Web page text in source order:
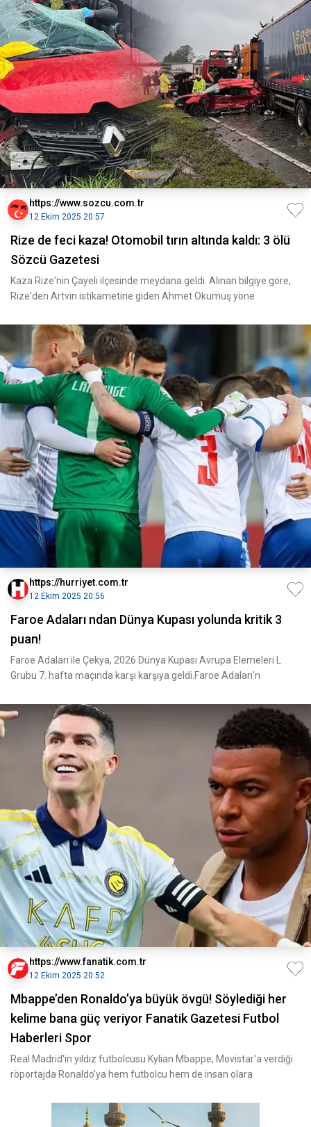
https://www.sozcu.com.tr
12 Ekim 2025 20:57
Rize de feci kaza! Otomobil tırın altında kaldı: 3 ölü
Sözcü Gazetesi
Kaza Rize'nin Çayeli ilçesinde meydana geldi. Alınan bilgiye göre,
Rize'den Artvin istikametine giden Ahmet Okumuş yöne
https://hurriyet.com.tr
12 Ekim 2025 20:56
Faroe Adaları ndan Dünya Kupası yolunda kritik 3
puan!
Faroe Adaları ile Çekya, 2026 Dünya Kupası Avrupa Elemeleri L
Grubu 7. hafta maçında karşı karşıya geldi.Faroe Adaları'n
https://www.fanatik.com.tr
12 Ekim 2025 20:52
Mbappe’den Ronaldo’ya büyük övgü! Söylediği her
kelime bana güç veriyor Fanatik Gazetesi Futbol
Haberleri Spor
Real Madrid'in yıldız futbolcusu Kylian Mbappe, Movistar'a verdiği
röportajda Ronaldo'ya hem futbolcu hem de insan olara